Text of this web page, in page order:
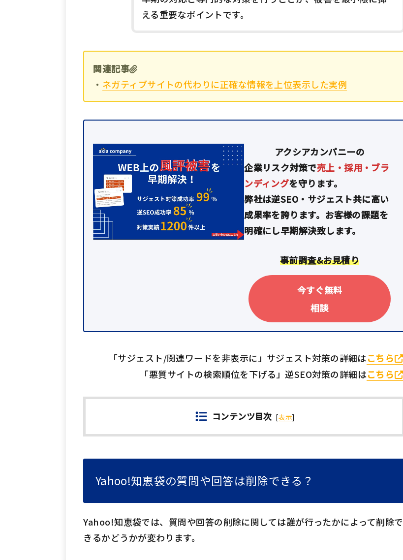
える重要なポイントです。
関連記事
・ ネガティブサイトの代わりに正確な情報を上位表示した実例
アクシアカンパニーの
企業リスク対策で売上・採用・ブラ
ンディングを守ります。
弊社は逆SEO・サジェスト共に高い
成果率を誇ります。お客様の課題を
明確にし早期解決致します。
事前調査&お見積り
今すぐ無料
相談
「サジェスト/関連ワードを非表示に」サジェスト対策の詳細はこちら
「悪質サイトの検索順位を下げる」逆SEO対策の詳細はこちら
コンテンツ目次 [表示]
Yahoo!知恵袋の質問や回答は削除できる？
Yahoo!知恵袋では、質問や回答の削除に関しては誰が行ったかによって削除で
きるかどうかが変わります。